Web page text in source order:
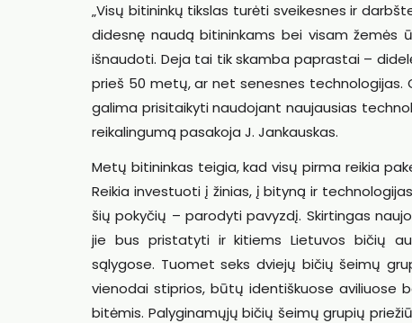
„Visų bitininkų tikslas turėti sveikesnes ir
didesnę naudą bitininkams bei visam žemės
išnaudoti. Deja tai tik skamba paprastai –
prieš 50 metų, ar net senesnes technologijas.
galima prisitaikyti naudojant naujausias
reikalingumą pasakoja J. Jankauskas.
Metų bitininkas teigia, kad visų pirma reikia
Reikia investuoti į žinias, į bityną ir
šių pokyčių – parodyti pavyzdį. Skirtingas
jie bus pristatyti ir kitiems Lietuvos bičių
sąlygose. Tuomet seks dviejų bičių šeimų
vienodai stiprios, būtų identiškuose aviliuose
bitėmis. Palyginamųjų bičių šeimų grupių